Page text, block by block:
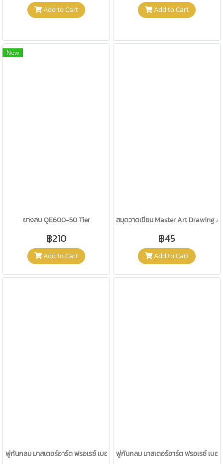
Add to Cart Add to Cart
New
ยางลบ QE600-50 Tier
฿210
Add to Cart
สมุดวาดเขียน Master Art Drawing
฿45
Add to Cart
พู่กันกลม มาสเตอร์อาร์ต ฟรอเรซ์ เบอร์ 2พู่กันกลม มาสเตอร์อาร์ต ฟรอเรซ์ เบอ